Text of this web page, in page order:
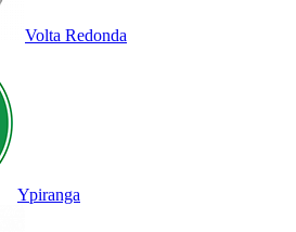
Volta Redonda
Ypiranga